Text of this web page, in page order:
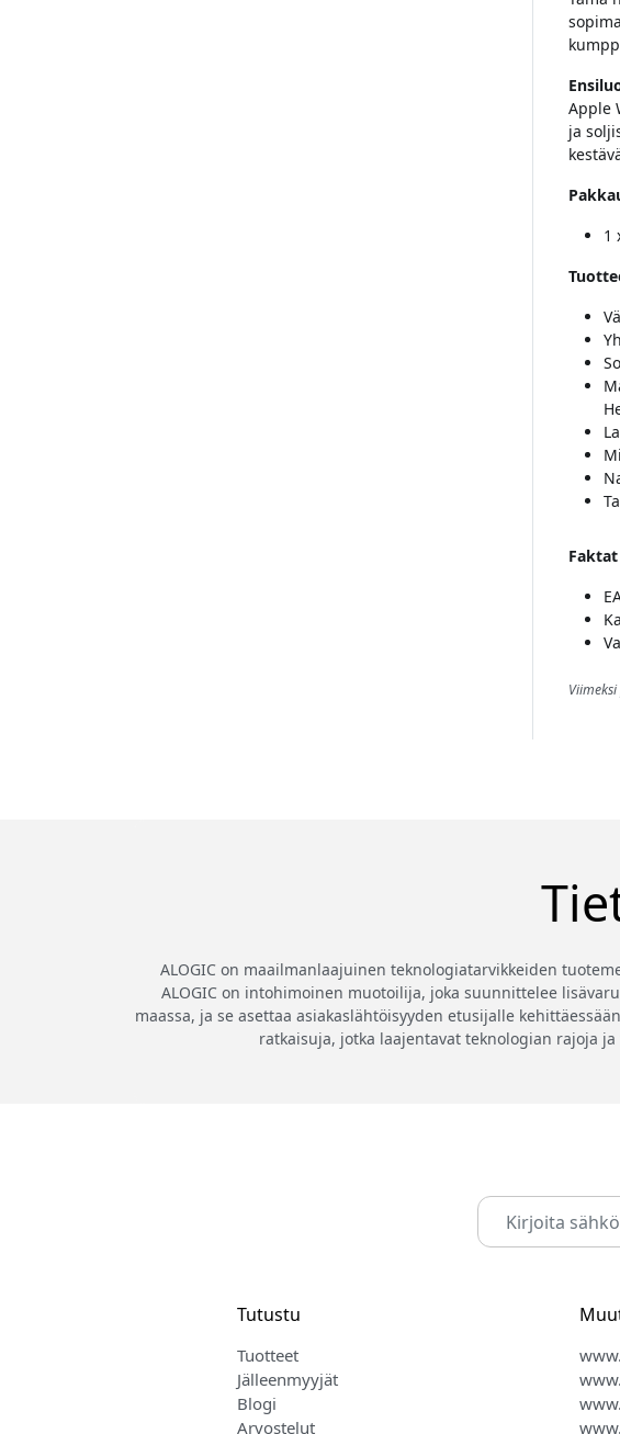
Apple
ja
1
Faktat
ALOGIC on maailmanlaajuinen teknologiatarvikkeiden
ALOGIC on intohimoinen muotoilija, joka suunnittelee
maassa, ja se asettaa asiakaslähtöisyyden etusijalle
ratkaisuja, jotka laajentavat teknologian rajoja
Tutustu
Tuotteet
Jälleenmyyjät
Blogi
Arvostelut